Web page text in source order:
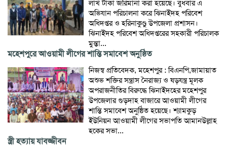
লাখ টাকা জরিমানা করা হয়েছে। বুধবার এ
অভিযান পরিচালনা করে ঝিনাইদহ পরিবেশ
অধিদপ্তর ও হরিনাকুণ্ডু উপজেলা প্রশাসন।
ঝিনাইদহ পরিবেশ অধিদপ্তরের সহকারী পরিচালক
মুন্তা...
মহেশপুরে আওয়ামী লীগের শান্তি সমাবেশ অনুষ্ঠিত
নিজস্ব প্রতিবেদক, মহেশপুর : বিএনপি,জামায়াত
অশুভ শক্তির সন্ত্রাস নৈরাজ্য ও ষড়যন্ত্র মূলক
অপরাজনীতির বিরুদ্ধে ঝিনাইদহের মহেশপুর
উপজেলার গুড়দাহ বাজারে আওয়ামী লীগের
শান্তি সমাবেশ অনুষ্ঠিত হয়েছে। শ্যামকুড়
ইউনিয়ন আওয়ামী লীগের সভাপতি আমানউল্লাহ
হকের সভা...
স্ত্রী হত্যায় যাবজ্জীবন